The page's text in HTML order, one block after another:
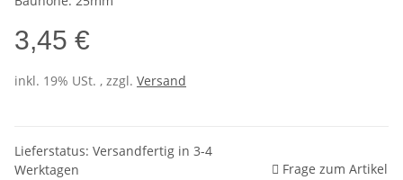
3,45 €
inkl. 19% USt. , zzgl. Versand
Lieferstatus: Versandfertig in 3-4
Werktagen
Frage zum Artikel